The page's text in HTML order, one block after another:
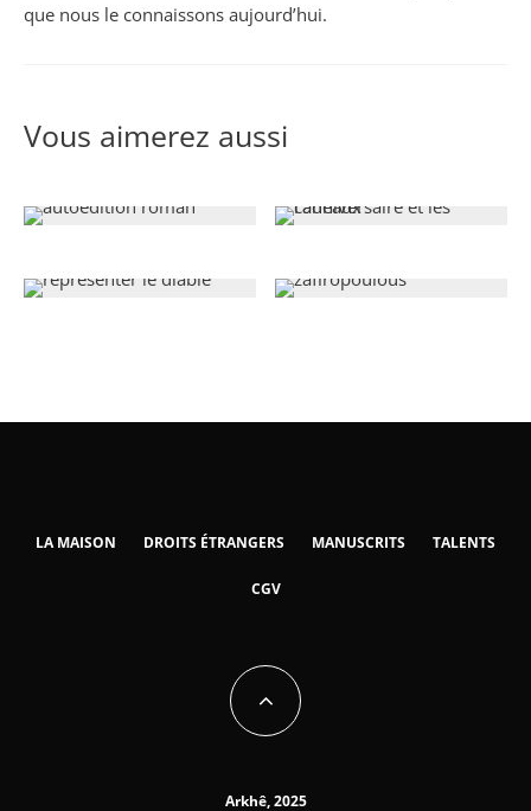
que nous le connaissons aujourd’hui.
Vous aimerez aussi
LA MAISON DROITS ÉTRANGERS MANUSCRITS TALENTS
CGV
Arkhê, 2025